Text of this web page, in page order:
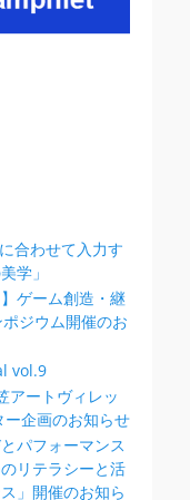
合わせて入力す
学」
ゲーム創造・継
ジウム開催のお
vol.9
アートヴィレッ
企画のお知らせ
パフォーマンス
リテラシーと活
」開催のお知ら